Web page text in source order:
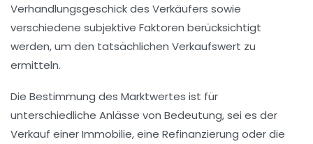
Verhandlungsgeschickdes Verkäufers sowie
verschiedene subjektive Faktoren berücksichtigt
werden, um den tatsächlichen Verkaufswert zu
ermitteln.
Die Bestimmung des Marktwertes ist für
unterschiedliche Anlässe von Bedeutung, sei es der
Verkauf einer Immobilie, eine Refinanzierung oder die